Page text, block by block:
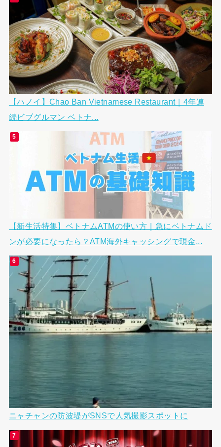
【ハノイ】Chao Ban Vietnamese Restaurant｜4年連
続ビブグルマン ベトナ...
【新生活特集】ベトナムATMの使い方｜急にベトナムド
ンが必要になったら？ATM海外キャッシングで現金...
ニャチャンの防波堤がSNSで人気撮影スポットに